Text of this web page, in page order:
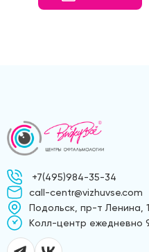
+7(495)984-35-34
call-centr@vizhuvse.com
Подольск, пр-т Ленина,
Kолл-центр ежедневно